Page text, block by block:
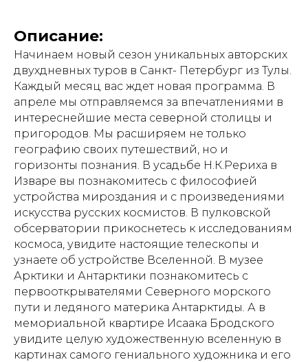
Описание:
Начинаем новый сезон уникальных авторских
двухдневных туров в Санкт- Петербург из Тулы.
Каждый месяц вас ждет новая программа. В
апреле мы отправляемся за впечатлениями в
интереснейшие места северной столицы и
пригородов. Мы расширяем не только
географию своих путешествий, но и
горизонты познания. В усадьбе Н.К.Рериха в
Изваре вы познакомитесь с философией
устройства мироздания и с произведениями
искусства русских космистов. В пулковской
обсерватории прикоснетесь к исследованиям
космоса, увидите настоящие телескопы и
узнаете об устройстве Вселенной. В музее
Арктики и Антарктики познакомитесь с
первооткрывателями Северного морского
пути и ледяного материка Антарктиды. А в
мемориальной квартире Исаака Бродского
увидите целую художественную вселенную в
картинах самого гениального художника и его